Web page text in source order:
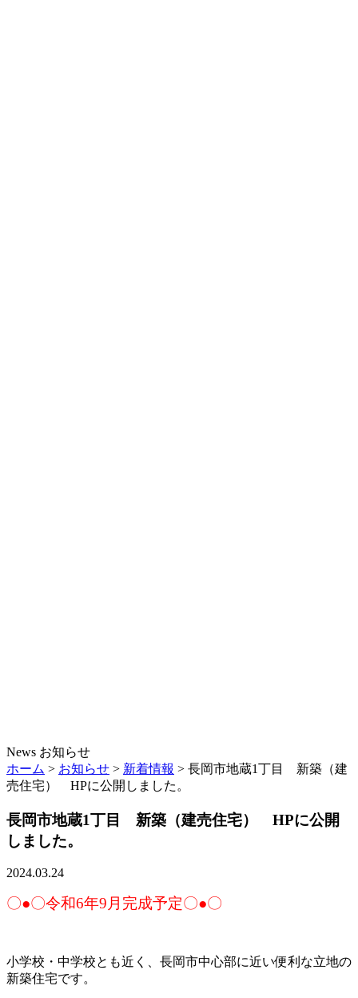
News お知らせ
ホーム > お知らせ > 新着情報 > 長岡市地蔵1丁目 新築（建
売住宅） HPに公開しました。
長岡市地蔵1丁目 新築（建売住宅） HPに公開
しました。
2024.03.24
〇●〇令和6年9月完成予定〇●〇
小学校・中学校とも近く、長岡市中心部に近い便利な立地の
新築住宅です。